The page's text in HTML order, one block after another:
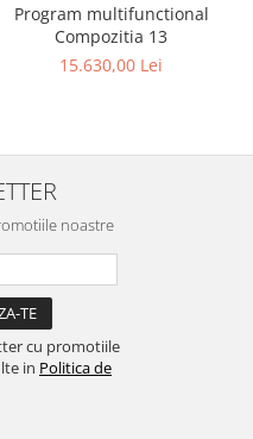
Program multifunctional
Compozitia 13
15.630,00 Lei
noastre
cu promotiile
in Politica de